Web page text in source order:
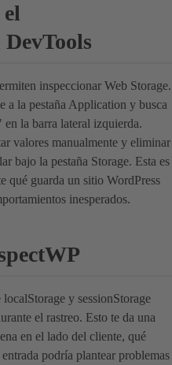
inspeccionar Web Storage.
a la pestaña Application y busca
la barra lateral izquierda.
valores manualmente y eliminar
bajo la pestaña Storage. Esta es
qué guarda un sitio WordPress
inesperados.
y sessionStorage
el rastreo. Esto te da una
en el lado del cliente, qué
podría plantear problemas